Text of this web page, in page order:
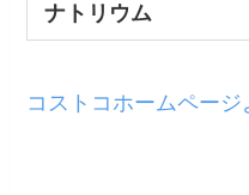
ナトリウム
コストコホームページ